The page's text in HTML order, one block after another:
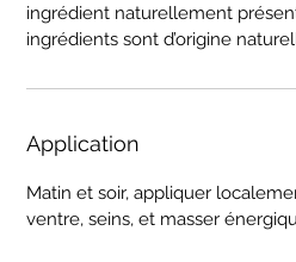
ingrédient naturellement
ingrédients sont d’origine
Application
Matin et soir, appliquer
ventre, seins, et masser